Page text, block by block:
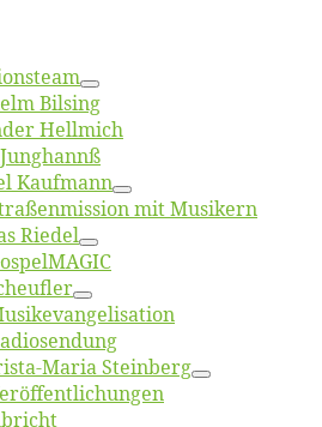
Bilsing
Hellmich
Kaufmann
mit Musikern
Riedel
Ma­ria Steinberg